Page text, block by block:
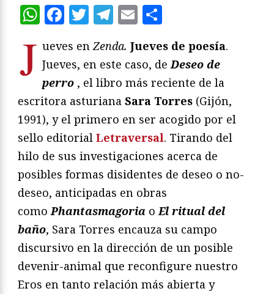
WhatsApp
Facebook
Twitter
Telegram
Email
J ueves en Zenda. Jueves de poesía.
Jueves, en este caso, de Deseo de
perro , el libro más reciente de la
escritora asturiana Sara Torres (Gijón,
1991), y el primero en ser acogido por el
sello editorial Letraversal. Tirando del
hilo de sus investigaciones acerca de
posibles formas disidentes de deseo o no-
deseo, anticipadas en obras
como Phantasmagoria o El ritual del
baño, Sara Torres encauza su campo
discursivo en la dirección de un posible
devenir-animal que reconfigure nuestro
Eros en tanto relación más abierta y